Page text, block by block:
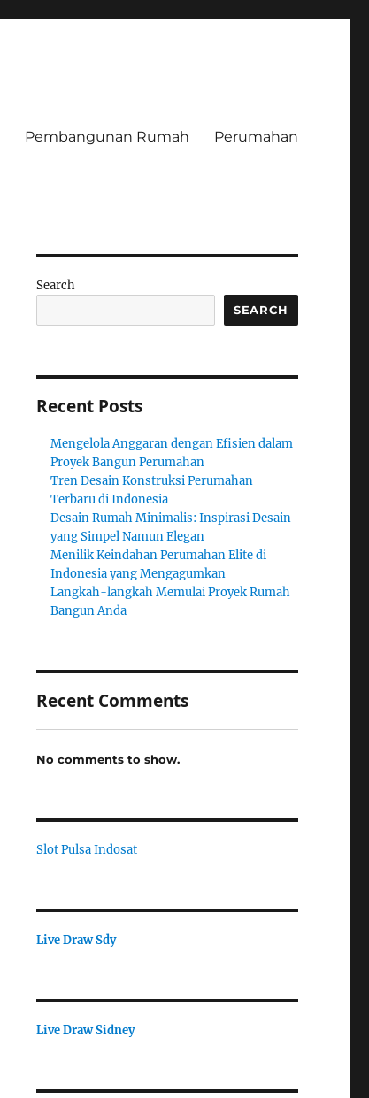
Pembangunan Rumah Perumahan
Search
SEARCH
Recent Posts
Mengelola Anggaran dengan Efisien dalam
Proyek Bangun Perumahan
Tren Desain Konstruksi Perumahan
Terbaru di Indonesia
Desain Rumah Minimalis: Inspirasi Desain
yang Simpel Namun Elegan
Menilik Keindahan Perumahan Elite di
Indonesia yang Mengagumkan
Langkah-langkah Memulai Proyek Rumah
Bangun Anda
Recent Comments
No comments to show.
Slot Pulsa Indosat
Live Draw Sdy
Live Draw Sidney